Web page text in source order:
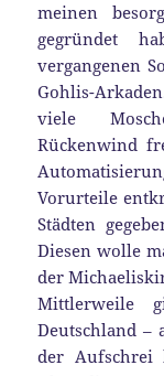
meinen
gegründet
vergangenen
Gohlis-
viele
Rückenwind
Vorurteile
Städten
Diesen wolle
der
Mittlerweile
Deutschland
der Aufschrei